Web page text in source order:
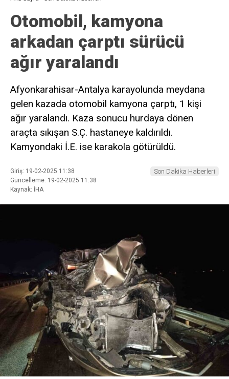
Otomobil, kamyona
arkadan çarptı sürücü
ağır yaralandı
Afyonkarahisar-Antalya karayolunda meydana
gelen kazada otomobil kamyona çarptı, 1 kişi
ağır yaralandı. Kaza sonucu hurdaya dönen
araçta sıkışan S.Ç. hastaneye kaldırıldı.
Kamyondaki İ.E. ise karakola götürüldü.
Giriş: 19-02-2025 11:38
Güncelleme: 19-02-2025 11:38
Kaynak: İHA
Son Dakika Haberleri